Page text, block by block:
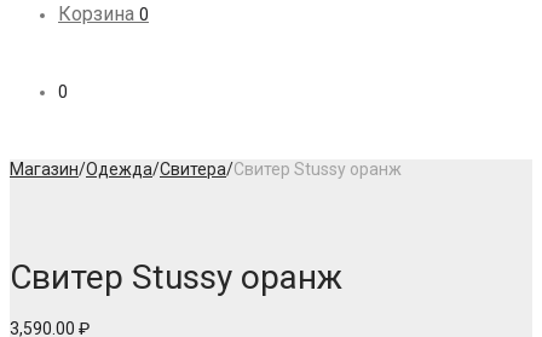
Корзина 0
0
Магазин/Одежда/Свитера/Свитер Stussy оранж
Свитер Stussy оранж
3,590.00 ₽